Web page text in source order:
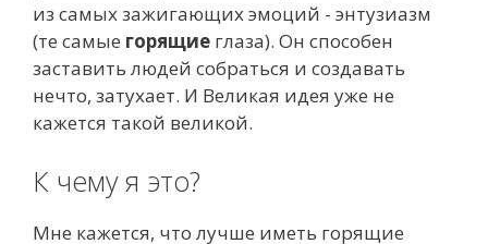
из самых зажигающих эмоций - энтузиазм
(те самые горящие глаза). Он способен
заставить людей собраться и создавать
нечто, затухает. И Великая идея уже не
кажется такой великой.
К чему я это?
Мне кажется, что лучше иметь горящие